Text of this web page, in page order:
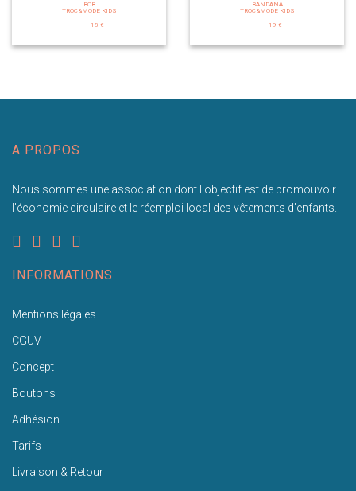
BOB
TROC&MODE KIDS
18 €
BANDANA
TROC&MODE KIDS
19 €
A PROPOS
Nous sommes une association dont l'objectif est de promouvoir
l'économie circulaire et le réemploi local des vêtements d'enfants.
INFORMATIONS
Mentions légales
CGUV
Concept
Boutons
Adhésion
Tarifs
Livraison & Retour